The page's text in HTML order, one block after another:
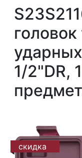
1/2"DR,
скидка